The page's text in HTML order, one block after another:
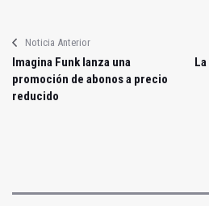
Noticia Anterior
Imagina Funk lanza una
promoción de abonos a precio
reducido